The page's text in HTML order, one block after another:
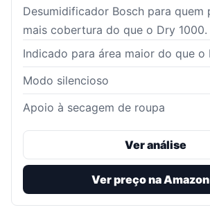
Desumidificador Bosch para quem
mais cobertura do que o Dry 1000.
Indicado para área maior do que o
Modo silencioso
Apoio à secagem de roupa
Ver análise
Ver preço na Amazon